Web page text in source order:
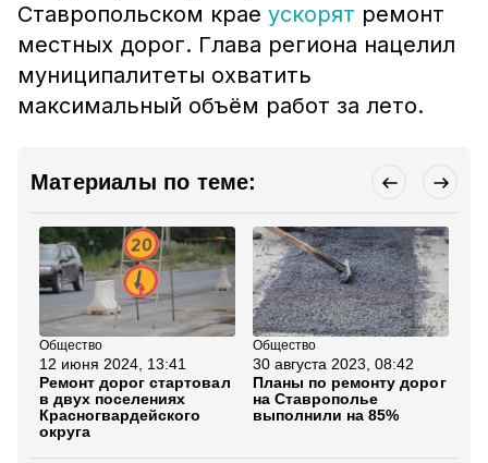
Ставропольском крае ускорят ремонт
местных дорог. Глава региона нацелил
муниципалитеты охватить
максимальный объём работ за лето.
Материалы по теме:
Общество
12 июня 2024, 13:41
Ремонт дорог стартовал
в двух поселениях
Красногвардейского
округа
Общество
30 августа 2023, 08:42
Планы по ремонту дорог
на Ставрополье
выполнили на 85%